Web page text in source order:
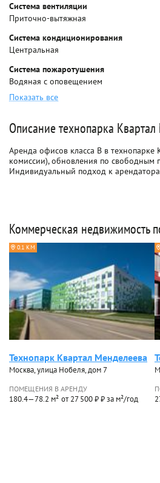
Система вентиляции
Приточно-вытяжная
Система кондиционирования
Центральная
Система пожаротушения
Водяная с оповещением
Показать все
Описание технопарка
Аренда офисов класса B в технопарке
комиссии), обновления по свободным
Индивидуальный подход к
Коммерческая недвижимость
0.1 КМ
Технопарк Квартал Менделеева
Москва, улица Нобеля, дом 7
ПОМЕЩЕНИЯ В АРЕНДУ
180.4—78.2 м² от 27 500 ₽ ₽ за м²/год